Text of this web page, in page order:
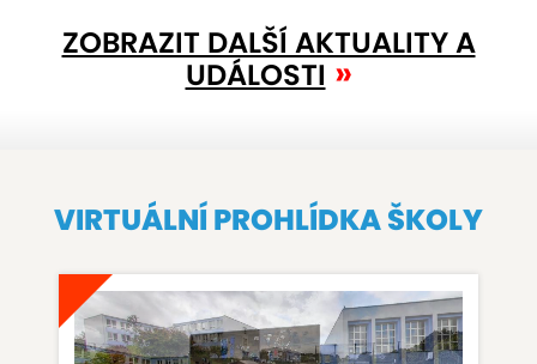
ZOBRAZIT DALŠÍ AKTUALITY A
UDÁLOSTI
VIRTUÁLNÍ PROHLÍDKA ŠKOLY